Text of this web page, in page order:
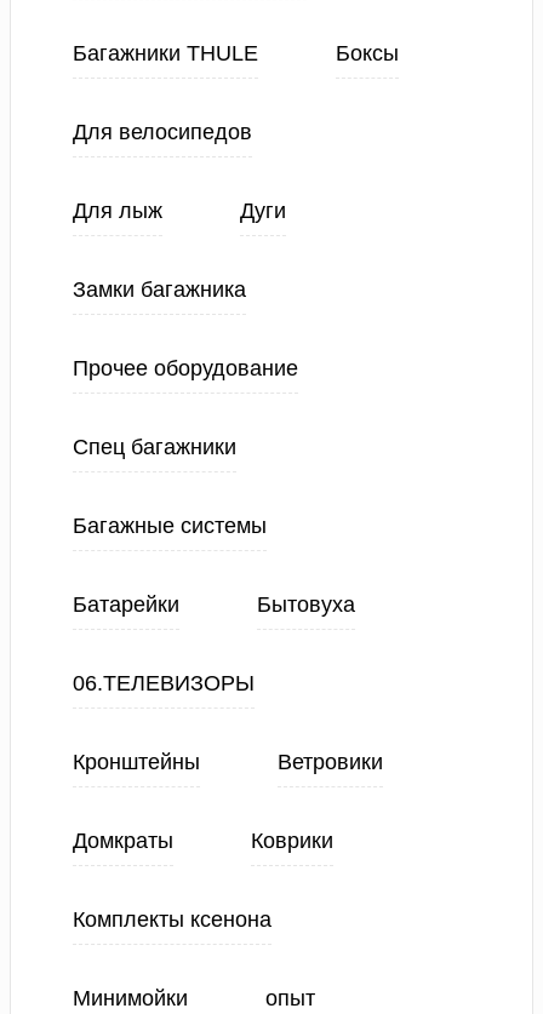
Багажники THULE Боксы
Для велосипедов
Для лыж Дуги
Замки багажника
Прочее оборудование
Спец багажники
Багажные системы
Батарейки Бытовуха
06.ТЕЛЕВИЗОРЫ
Кронштейны Ветровики
Домкраты Коврики
Комплекты ксенона
Минимойки опыт